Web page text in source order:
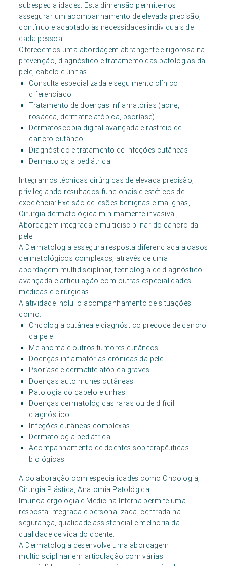
subespecialidades. Esta dimensão permite-nos
assegurar um acompanhamento de elevada precisão,
contínuo e adaptado às necessidades individuais de
cada pessoa.
Oferecemos uma abordagem abrangente e rigorosa na
prevenção, diagnóstico e tratamento das patologias da
pele, cabelo e unhas:
Consulta especializada e seguimento clínico
diferenciado
Tratamento de doenças inflamatórias (acne,
rosácea, dermatite atópica, psoríase)
Dermatoscopia digital avançada e rastreio de
cancro cutâneo
Diagnóstico e tratamento de infeções cutâneas
Dermatologia pediátrica
Integramos técnicas cirúrgicas de elevada precisão,
privilegiando resultados funcionais e estéticos de
excelência: Excisão de lesões benignas e malignas,
Cirurgia dermatológica minimamente invasiva ,
Abordagem integrada e multidisciplinar do cancro da
pele
A Dermatologia assegura resposta diferenciada a casos
dermatológicos complexos, através de uma
abordagem multidisciplinar, tecnologia de diagnóstico
avançada e articulação com outras especialidades
médicas e cirúrgicas.
A atividade inclui o acompanhamento de situações
como:
Oncologia cutânea e diagnóstico precoce de cancro
da pele
Melanoma e outros tumores cutâneos
Doenças inflamatórias crónicas da pele
Psoríase e dermatite atópica graves
Doenças autoimunes cutâneas
Patologia do cabelo e unhas
Doenças dermatológicas raras ou de difícil
diagnóstico
Infeções cutâneas complexas
Dermatologia pediátrica
Acompanhamento de doentes sob terapêuticas
biológicas
A colaboração com especialidades como Oncologia,
Cirurgia Plástica, Anatomia Patológica,
Imunoalergologia e Medicina Interna permite uma
resposta integrada e personalizada, centrada na
segurança, qualidade assistencial e melhoria da
qualidade de vida do doente.
A Dermatologia desenvolve uma abordagem
multidisciplinar em articulação com várias